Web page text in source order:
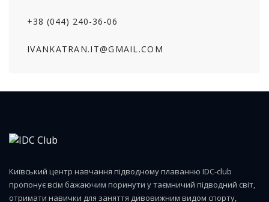
+38 (044) 240-36-06
IVANKATRAN.IT@GMAIL.COM
Київський центр навчання підводному плаванню IDC-club
пропонує всім бажаючим поринути у таємничий підводний світ,
отримати навички для заняття дивовижним видом спорту,